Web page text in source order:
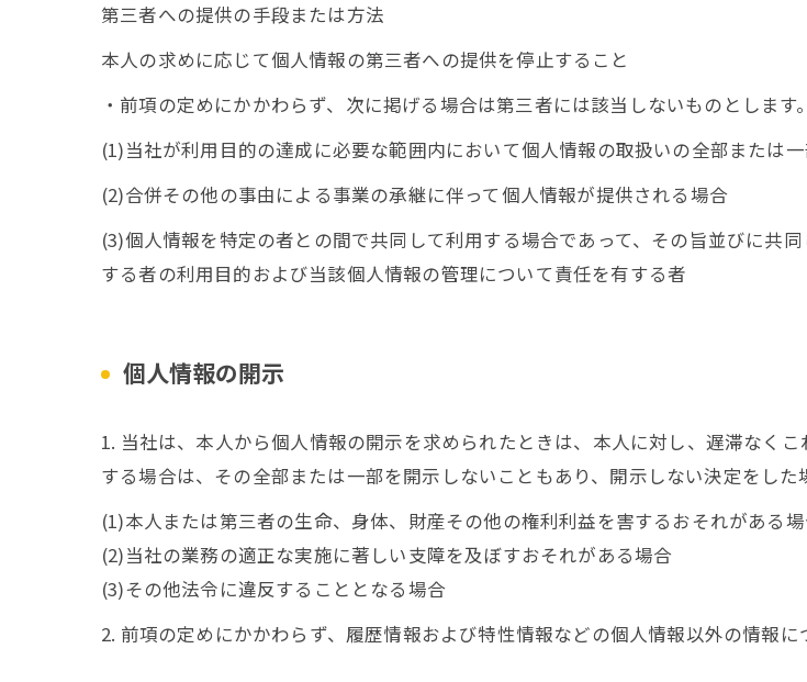
第三者への提供の手段または方法
本人の求めに応じて個人情報の第三者への提供を停止すること
・前項の定めにかかわらず、次に掲げる場合は第三者には該当しないものとします。
(1)当社が利用目的の達成に必要な範囲内において個人情報の取扱いの全部または
(2)合併その他の事由による事業の承継に伴って個人情報が提供される場合
(3)個人情報を特定の者との間で共同して利用する場合であって、その旨並びに共
する者の利用目的および当該個人情報の管理について責任を有する者
個人情報の開示
1. 当社は、本人から個人情報の開示を求められたときは、本人に対し、遅滞なく
する場合は、その全部または一部を開示しないこともあり、開示しない決定をした
(1)本人または第三者の生命、身体、財産その他の権利利益を害するおそれがある
(2)当社の業務の適正な実施に著しい支障を及ぼすおそれがある場合
(3)その他法令に違反することとなる場合
2. 前項の定めにかかわらず、履歴情報および特性情報などの個人情報以外の情報に